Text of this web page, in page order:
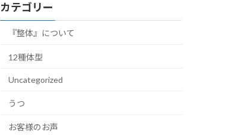
カテゴリー
『整体』について
12種体型
Uncategorized
うつ
お客様のお声